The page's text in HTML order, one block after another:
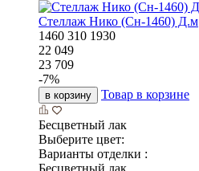
Стеллаж Нико (Сн-1460) Д.м
1460 310 1930
22 049
23 709
-7%
в корзину Товар в корзине
Бесцветный лак
Выберите цвет:
Варианты отделки :